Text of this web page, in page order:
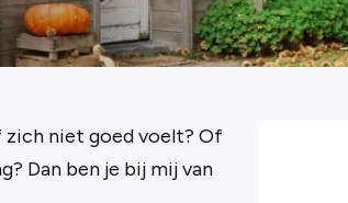
niet goed voelt? Of
Dan ben je bij mij van